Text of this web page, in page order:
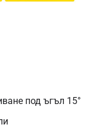
под ъгъл 15°